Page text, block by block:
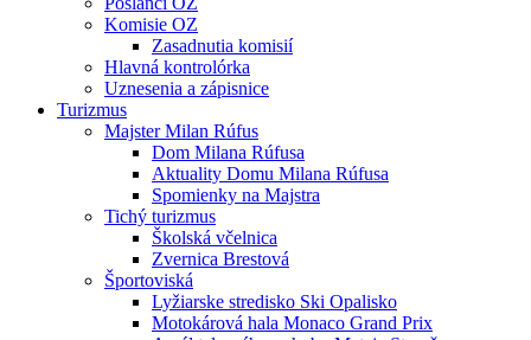
Komisie OZ
Zasadnutia komisií
Hlavná kontrolórka
Uznesenia a zápisnice
Turizmus
Majster Milan Rúfus
Dom Milana Rúfusa
Aktuality Domu Milana Rúfusa
Spomienky na Majstra
Tichý turizmus
Školská včelnica
Zvernica Brestová
Športoviská
Lyžiarske stredisko Ski Opalisko
Motokárová hala Monaco Grand Prix